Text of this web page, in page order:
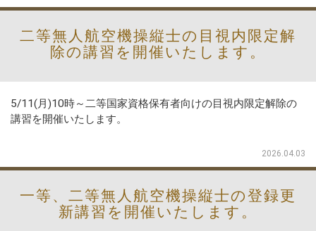
二等無人航空機操縦士の目視内限定解
除の講習を開催いたします。
5/11(月)10時～二等国家資格保有者向けの目視内限定解除の
講習を開催いたします。
2026.04.03
一等、二等無人航空機操縦士の登録更
新講習を開催いたします。